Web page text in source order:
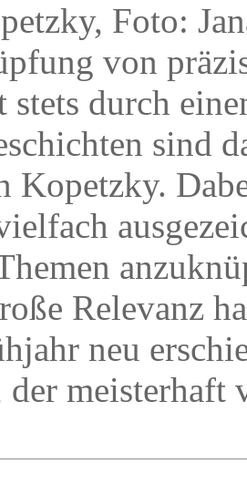
Foto:
von
stets durch
sind
Kopetzky.
Relevanz
neu
meisterhaft